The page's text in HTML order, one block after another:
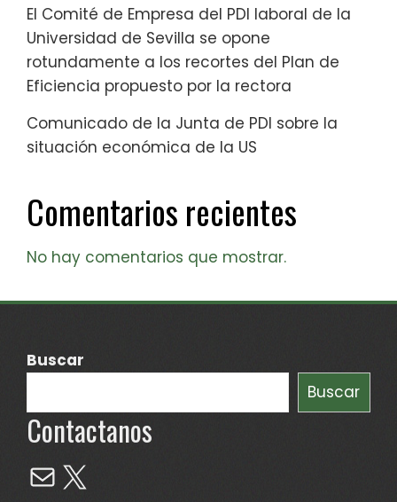
El Comité de Empresa del PDI laboral de la
Universidad de Sevilla se opone
rotundamente a los recortes del Plan de
Eficiencia propuesto por la rectora
Comunicado de la Junta de PDI sobre la
situación económica de la US
Comentarios recientes
No hay comentarios que mostrar.
Buscar
Buscar
Contactanos
Mail
X